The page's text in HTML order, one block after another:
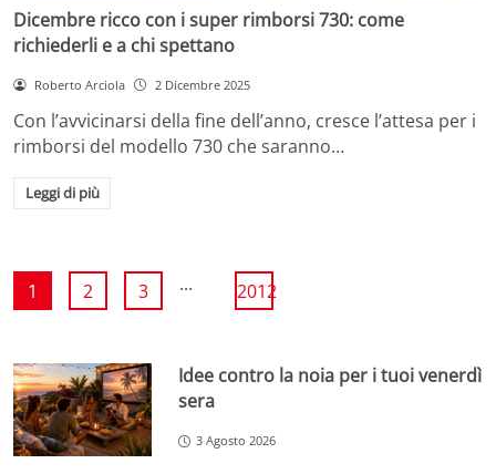
Dicembre ricco con i super rimborsi 730: come
richiederli e a chi spettano
Roberto Arciola 2 Dicembre 2025
Con l’avvicinarsi della fine dell’anno, cresce l’attesa per i
rimborsi del modello 730 che saranno…
Leggi di più
1 2 3 ... 2012
Idee contro la noia per i tuoi venerdì
sera
3 Agosto 2026